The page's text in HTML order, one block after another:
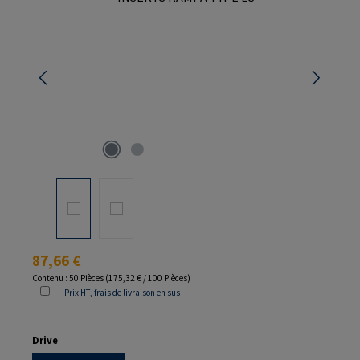
Prix régulier :
87,66 €
Contenu : 50 Pièces (175,32 € / 100 Pièces)
Prix HT, frais de livraison en sus
Sélectionnez
Drive